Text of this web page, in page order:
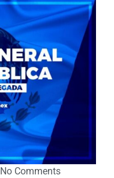
No Comments